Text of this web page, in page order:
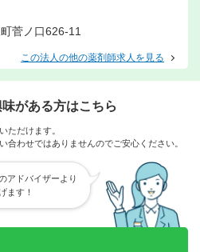
菅ノ口626-11
この法人の他の薬剤師求人を見る
がある方はこちら
ただけます。
合わせではありませんのでご安心ください。
アドバイザーより
ます！